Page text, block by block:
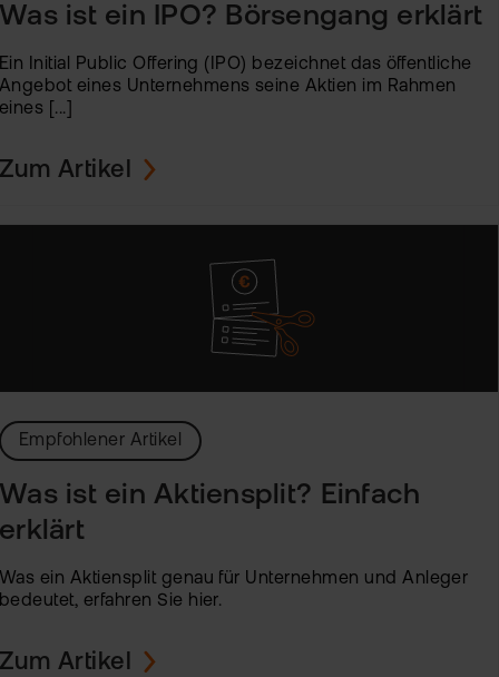
Was ist ein IPO? Börsengang erklärt
Ein Initial Public Offering (IPO) bezeichnet das öffentliche
Angebot eines Unternehmens seine Aktien im Rahmen
eines [...]
Zum Artikel
Empfohlener Artikel
Was ist ein Aktiensplit? Einfach
erklärt
Was ein Aktiensplit genau für Unternehmen und Anleger
bedeutet, erfahren Sie hier.
Zum Artikel